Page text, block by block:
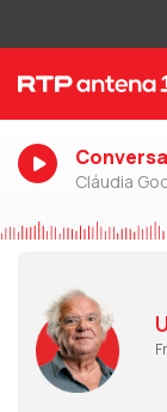
Cláudia